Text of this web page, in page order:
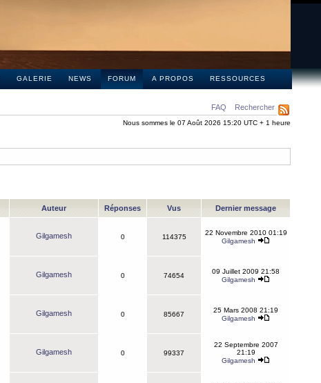
GALERIE NEWS FORUM A PROPOS RESSOURCES
FAQ Rechercher
Nous sommes le 07 Août 2026 15:20 UTC + 1 heure
Auteur Réponses Vus Dernier message
Gilgamesh 0 114375
22 Novembre 2010 01:19
Gilgamesh
Gilgamesh 0 74654
09 Juillet 2009 21:58
Gilgamesh
Gilgamesh 0 85667
25 Mars 2008 21:19
Gilgamesh
Gilgamesh 0 99337
22 Septembre 2007
21:19
Gilgamesh